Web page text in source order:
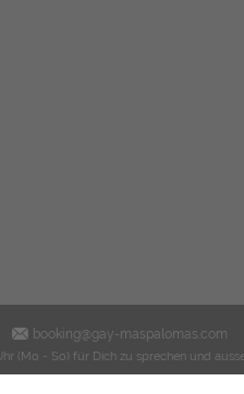
(Mo - So) für Dich zu sprechen und
booking@gay-maspalomas.com